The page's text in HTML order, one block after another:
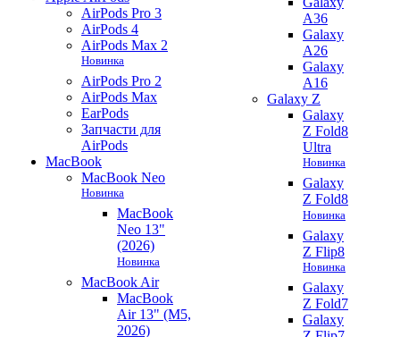
AirPods Pro 3
AirPods 4
AirPods Max 2
Новинка
AirPods Pro 2
AirPods Max
EarPods
Запчасти для
AirPods
MacBook
MacBook Neo
Новинка
MacBook
Neo 13"
(2026)
Новинка
MacBook Air
MacBook
Air 13" (M5,
2026)
A36
Galaxy
A26
Galaxy
A16
Galaxy Z
Galaxy
Z Fold8
Ultra
Новинка
Galaxy
Z Fold8
Новинка
Galaxy
Z Flip8
Новинка
Galaxy
Z Fold7
Galaxy